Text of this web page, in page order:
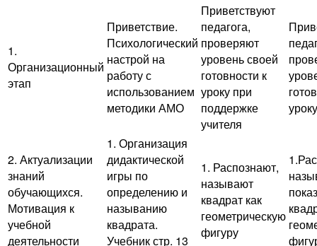
1.
Организационный
этап
Приветствие.
Психологический
настрой на
работу с
использованием
методики АМО
Приветствуют
педагога,
проверяют
уровень своей
готовности к
уроку при
поддержке
учителя
уроку
2. Актуализации
знаний
обучающихся.
Мотивация к
учебной
деятельности
1. Организация
дидактической
игры по
определению и
называнию
квадрата.
Учебник стр. 13
1. Распознают,
называют
квадрат как
геометрическую
фигуру